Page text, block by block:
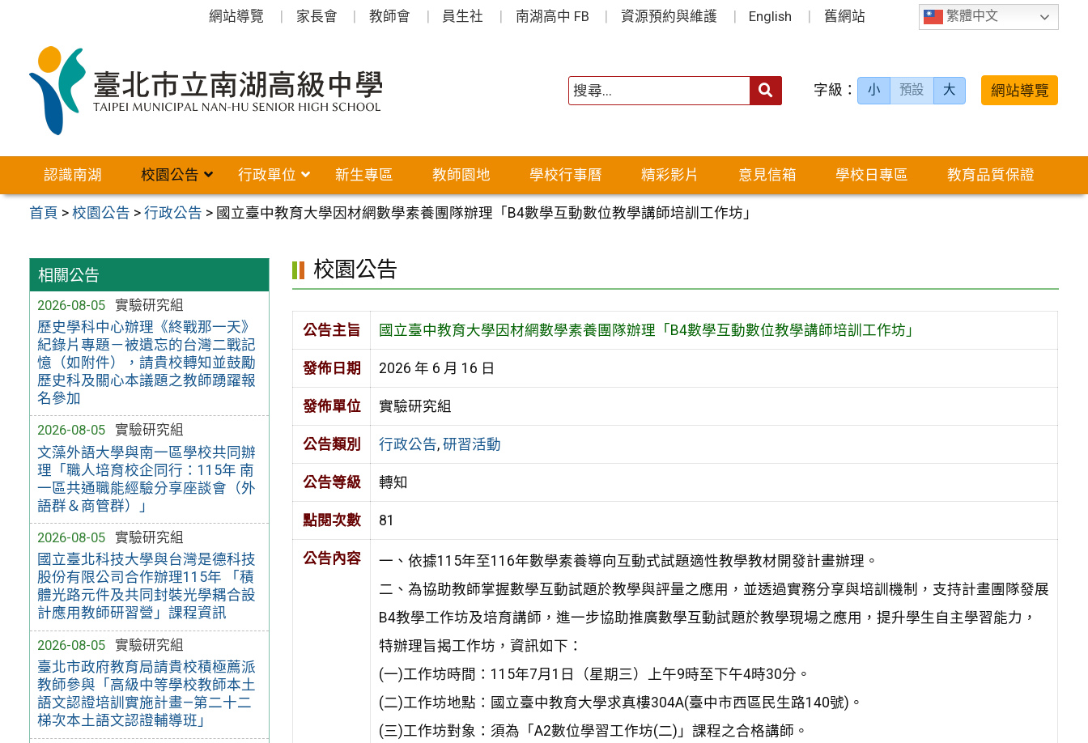
繁體中文
網站導覽 家長會 教師會 員生社 南湖高中 FB 資源預約與維護 English 舊網站
字級： 小 預設 大 網站導覽
認識南湖 校園公告 行政單位 新生專區 教師園地 學校行事曆 精彩影片 意見信箱 學校日專區 教育品質保證
首頁 >校園公告 >行政公告 > 國立臺中教育大學因材網數學素養團隊辦理「B4數學互動數位教學講師培訓工作坊」
相關公告
2026-08-05
實驗研究組
歷史學科中心辦理《終戰那一天》
紀錄片專題－被遺忘的台灣二戰記
憶（如附件），請貴校轉知並鼓勵
歷史科及關心本議題之教師踴躍報
名參加
2026-08-05
實驗研究組
文藻外語大學與南一區學校共同辦
理「職人培育校企同行：115年 南
一區共通職能經驗分享座談會（外
語群＆商管群）」
2026-08-05
實驗研究組
國立臺北科技大學與台灣是德科技
股份有限公司合作辦理115年 「積
體光路元件及共同封裝光學耦合設
計應用教師研習營」課程資訊
2026-08-05
實驗研究組
臺北市政府教育局請貴校積極薦派
教師參與「高級中等學校教師本土
語文認證培訓實施計畫—第二十二
梯次本土語文認證輔導班」
校園公告
公告主旨 國立臺中教育大學因材網數學素養團隊辦理「B4數學互動數位教學講師培訓工作坊」
發佈日期 2026 年 6 月 16 日
發佈單位 實驗研究組
公告類別 行政公告, 研習活動
公告等級 轉知
點閱次數 81
公告內容
一、依據115年至116年數學素養導向互動式試題適性教學教材開發計畫辦理。
二、為協助教師掌握數學互動試題於教學與評量之應用，並透過實務分享與培訓機制，支持計畫團隊發展
B4教學工作坊及培育講師，進一步協助推廣數學互動試題於教學現場之應用，提升學生自主學習能力，
特辦理旨揭工作坊，資訊如下：
(一)工作坊時間：115年7月1日（星期三）上午9時至下午4時30分。
(二)工作坊地點：國立臺中教育大學求真樓304A(臺中市西區民生路140號)。
(三)工作坊對象：須為「A2數位學習工作坊(二)」課程之合格講師。